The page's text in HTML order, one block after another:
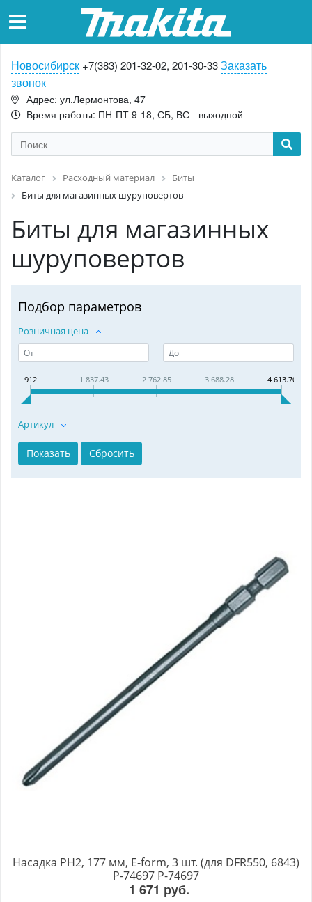
Новосибирск +7(383) 201-32-02, 201-30-33Заказать
звонок
Адрес: ул.Лермонтова, 47
Время работы: ПН-ПТ 9-18, СБ, ВС - выходной
Каталог Расходный материал
Биты
Биты для магазинных шуруповертов
Биты для магазинных
шуруповертов
Подбор параметров
Розничная цена
912 1 837.43 2 762.85 3 688.28 4 613.70
Артикул
Насадка PH2, 177 мм, E-form, 3 шт. (для DFR550, 6843)
P-74697 P-74697
1 671 руб.